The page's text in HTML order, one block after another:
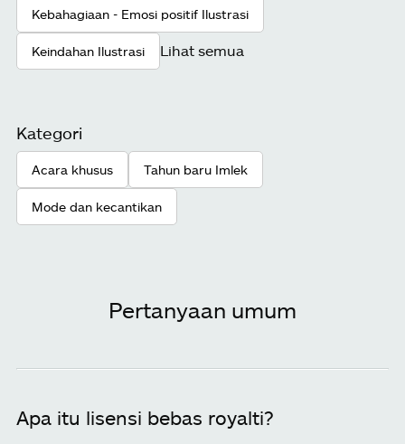
Kebahagiaan - Emosi positif Ilustrasi
Keindahan Ilustrasi Lihat semua
Kategori
Acara khusus Tahun baru Imlek
Mode dan kecantikan
Pertanyaan umum
Apa itu lisensi bebas royalti?